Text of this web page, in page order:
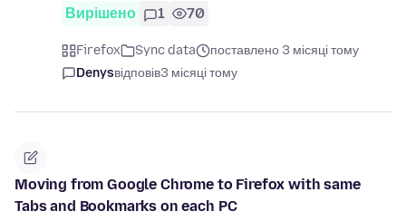
Вирішено 1 70
Firefox Sync data
поставлено 3 місяці тому
Denysвідповів3 місяці тому
Moving from Google Chrome to Firefox with same
Tabs and Bookmarks on each PC